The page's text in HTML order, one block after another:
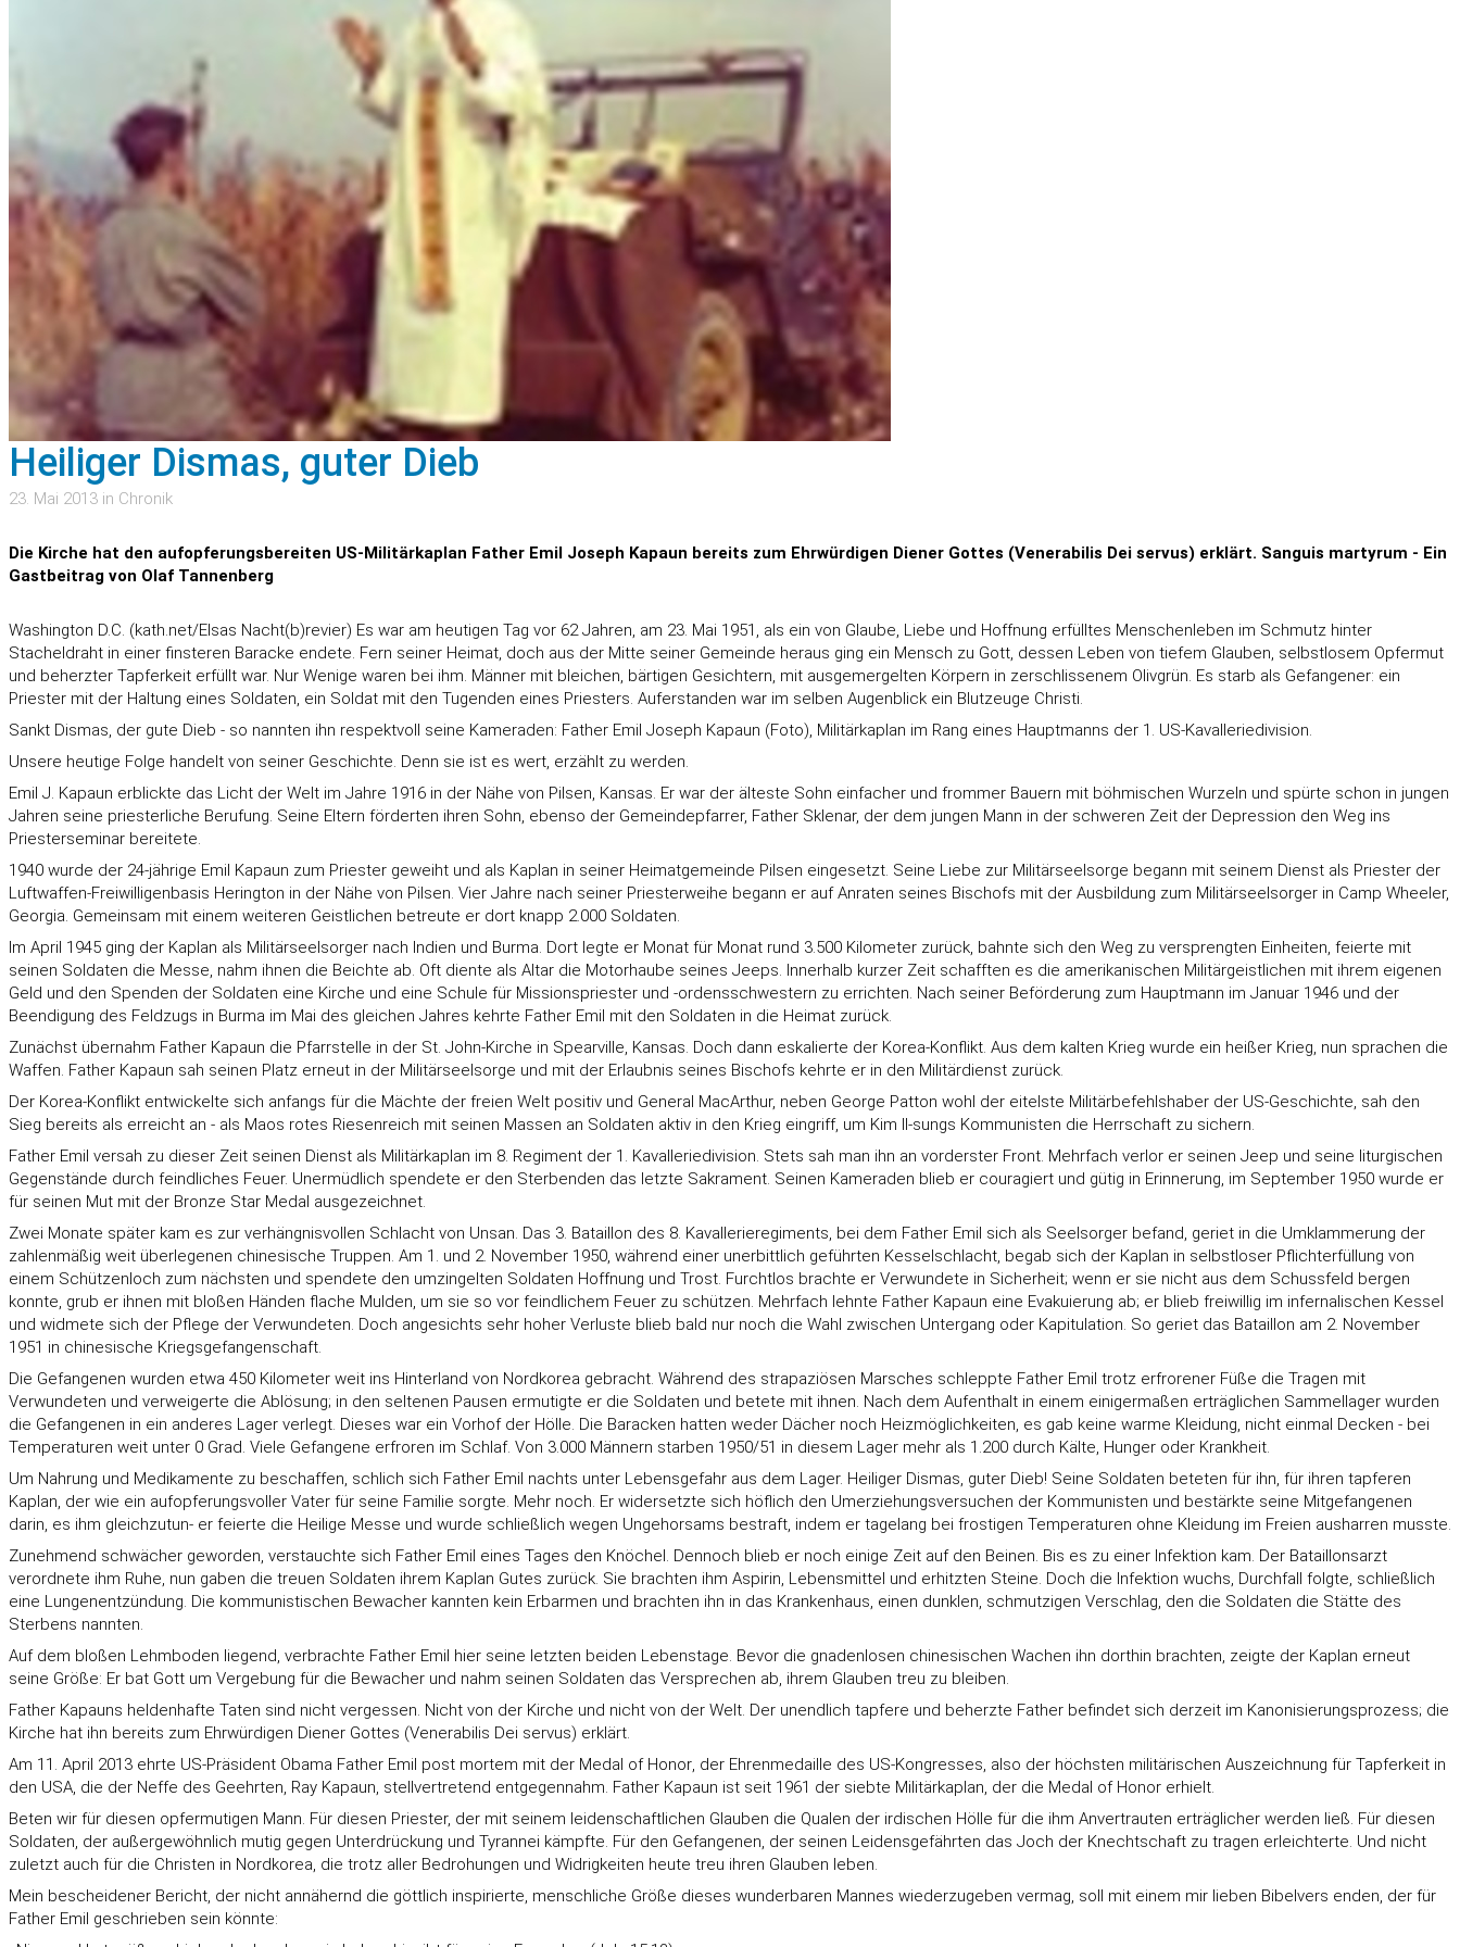
Heiliger Dismas, guter Dieb
23. Mai 2013 in Chronik
Die Kirche hat den aufopferungsbereiten US-Militärkaplan Father Emil Joseph Kapaun bereits zum Ehrwürdigen Diener Gottes (Venerabilis Dei servus) erklärt. Sanguis martyrum - Ein
Gastbeitrag von Olaf Tannenberg
Washington D.C. (kath.net/Elsas Nacht(b)revier) Es war am heutigen Tag vor 62 Jahren, am 23. Mai 1951, als ein von Glaube, Liebe und Hoffnung erfülltes Menschenleben im Schmutz hinter
Stacheldraht in einer finsteren Baracke endete. Fern seiner Heimat, doch aus der Mitte seiner Gemeinde heraus ging ein Mensch zu Gott, dessen Leben von tiefem Glauben, selbstlosem Opfermut
und beherzter Tapferkeit erfüllt war. Nur Wenige waren bei ihm. Männer mit bleichen, bärtigen Gesichtern, mit ausgemergelten Körpern in zerschlissenem Olivgrün. Es starb als Gefangener: ein
Priester mit der Haltung eines Soldaten, ein Soldat mit den Tugenden eines Priesters. Auferstanden war im selben Augenblick ein Blutzeuge Christi.
Sankt Dismas, der gute Dieb - so nannten ihn respektvoll seine Kameraden: Father Emil Joseph Kapaun (Foto), Militärkaplan im Rang eines Hauptmanns der 1. US-Kavalleriedivision.
Unsere heutige Folge handelt von seiner Geschichte. Denn sie ist es wert, erzählt zu werden.
Emil J. Kapaun erblickte das Licht der Welt im Jahre 1916 in der Nähe von Pilsen, Kansas. Er war der älteste Sohn einfacher und frommer Bauern mit böhmischen Wurzeln und spürte schon in jungen
Jahren seine priesterliche Berufung. Seine Eltern förderten ihren Sohn, ebenso der Gemeindepfarrer, Father Sklenar, der dem jungen Mann in der schweren Zeit der Depression den Weg ins
Priesterseminar bereitete.
1940 wurde der 24-jährige Emil Kapaun zum Priester geweiht und als Kaplan in seiner Heimatgemeinde Pilsen eingesetzt. Seine Liebe zur Militärseelsorge begann mit seinem Dienst als Priester der
Luftwaffen-Freiwilligenbasis Herington in der Nähe von Pilsen. Vier Jahre nach seiner Priesterweihe begann er auf Anraten seines Bischofs mit der Ausbildung zum Militärseelsorger in Camp Wheeler,
Georgia. Gemeinsam mit einem weiteren Geistlichen betreute er dort knapp 2.000 Soldaten.
Im April 1945 ging der Kaplan als Militärseelsorger nach Indien und Burma. Dort legte er Monat für Monat rund 3.500 Kilometer zurück, bahnte sich den Weg zu versprengten Einheiten, feierte mit
seinen Soldaten die Messe, nahm ihnen die Beichte ab. Oft diente als Altar die Motorhaube seines Jeeps. Innerhalb kurzer Zeit schafften es die amerikanischen Militärgeistlichen mit ihrem eigenen
Geld und den Spenden der Soldaten eine Kirche und eine Schule für Missionspriester und -ordensschwestern zu errichten. Nach seiner Beförderung zum Hauptmann im Januar 1946 und der
Beendigung des Feldzugs in Burma im Mai des gleichen Jahres kehrte Father Emil mit den Soldaten in die Heimat zurück.
Zunächst übernahm Father Kapaun die Pfarrstelle in der St. John-Kirche in Spearville, Kansas. Doch dann eskalierte der Korea-Konflikt. Aus dem kalten Krieg wurde ein heißer Krieg, nun sprachen die
Waffen. Father Kapaun sah seinen Platz erneut in der Militärseelsorge und mit der Erlaubnis seines Bischofs kehrte er in den Militärdienst zurück.
Der Korea-Konflikt entwickelte sich anfangs für die Mächte der freien Welt positiv und General MacArthur, neben George Patton wohl der eitelste Militärbefehlshaber der US-Geschichte, sah den
Sieg bereits als erreicht an - als Maos rotes Riesenreich mit seinen Massen an Soldaten aktiv in den Krieg eingriff, um Kim Il-sungs Kommunisten die Herrschaft zu sichern.
Father Emil versah zu dieser Zeit seinen Dienst als Militärkaplan im 8. Regiment der 1. Kavalleriedivision. Stets sah man ihn an vorderster Front. Mehrfach verlor er seinen Jeep und seine liturgischen
Gegenstände durch feindliches Feuer. Unermüdlich spendete er den Sterbenden das letzte Sakrament. Seinen Kameraden blieb er couragiert und gütig in Erinnerung, im September 1950 wurde er
für seinen Mut mit der Bronze Star Medal ausgezeichnet.
Zwei Monate später kam es zur verhängnisvollen Schlacht von Unsan. Das 3. Bataillon des 8. Kavallerieregiments, bei dem Father Emil sich als Seelsorger befand, geriet in die Umklammerung der
zahlenmäßig weit überlegenen chinesische Truppen. Am 1. und 2. November 1950, während einer unerbittlich geführten Kesselschlacht, begab sich der Kaplan in selbstloser Pflichterfüllung von
einem Schützenloch zum nächsten und spendete den umzingelten Soldaten Hoffnung und Trost. Furchtlos brachte er Verwundete in Sicherheit; wenn er sie nicht aus dem Schussfeld bergen
konnte, grub er ihnen mit bloßen Händen flache Mulden, um sie so vor feindlichem Feuer zu schützen. Mehrfach lehnte Father Kapaun eine Evakuierung ab; er blieb freiwillig im infernalischen Kessel
und widmete sich der Pflege der Verwundeten. Doch angesichts sehr hoher Verluste blieb bald nur noch die Wahl zwischen Untergang oder Kapitulation. So geriet das Bataillon am 2. November
1951 in chinesische Kriegsgefangenschaft.
Die Gefangenen wurden etwa 450 Kilometer weit ins Hinterland von Nordkorea gebracht. Während des strapaziösen Marsches schleppte Father Emil trotz erfrorener Füße die Tragen mit
Verwundeten und verweigerte die Ablösung; in den seltenen Pausen ermutigte er die Soldaten und betete mit ihnen. Nach dem Aufenthalt in einem einigermaßen erträglichen Sammellager wurden
die Gefangenen in ein anderes Lager verlegt. Dieses war ein Vorhof der Hölle. Die Baracken hatten weder Dächer noch Heizmöglichkeiten, es gab keine warme Kleidung, nicht einmal Decken - bei
Temperaturen weit unter 0 Grad. Viele Gefangene erfroren im Schlaf. Von 3.000 Männern starben 1950/51 in diesem Lager mehr als 1.200 durch Kälte, Hunger oder Krankheit.
Um Nahrung und Medikamente zu beschaffen, schlich sich Father Emil nachts unter Lebensgefahr aus dem Lager. Heiliger Dismas, guter Dieb! Seine Soldaten beteten für ihn, für ihren tapferen
Kaplan, der wie ein aufopferungsvoller Vater für seine Familie sorgte. Mehr noch. Er widersetzte sich höflich den Umerziehungsversuchen der Kommunisten und bestärkte seine Mitgefangenen
darin, es ihm gleichzutun- er feierte die Heilige Messe und wurde schließlich wegen Ungehorsams bestraft, indem er tagelang bei frostigen Temperaturen ohne Kleidung im Freien ausharren musste.
Zunehmend schwächer geworden, verstauchte sich Father Emil eines Tages den Knöchel. Dennoch blieb er noch einige Zeit auf den Beinen. Bis es zu einer Infektion kam. Der Bataillonsarzt
verordnete ihm Ruhe, nun gaben die treuen Soldaten ihrem Kaplan Gutes zurück. Sie brachten ihm Aspirin, Lebensmittel und erhitzten Steine. Doch die Infektion wuchs, Durchfall folgte, schließlich
eine Lungenentzündung. Die kommunistischen Bewacher kannten kein Erbarmen und brachten ihn in das Krankenhaus, einen dunklen, schmutzigen Verschlag, den die Soldaten die Stätte des
Sterbens nannten.
Auf dem bloßen Lehmboden liegend, verbrachte Father Emil hier seine letzten beiden Lebenstage. Bevor die gnadenlosen chinesischen Wachen ihn dorthin brachten, zeigte der Kaplan erneut
seine Größe: Er bat Gott um Vergebung für die Bewacher und nahm seinen Soldaten das Versprechen ab, ihrem Glauben treu zu bleiben.
Father Kapauns heldenhafte Taten sind nicht vergessen. Nicht von der Kirche und nicht von der Welt. Der unendlich tapfere und beherzte Father befindet sich derzeit im Kanonisierungsprozess; die
Kirche hat ihn bereits zum Ehrwürdigen Diener Gottes (Venerabilis Dei servus) erklärt.
Am 11. April 2013 ehrte US-Präsident Obama Father Emil post mortem mit der Medal of Honor, der Ehrenmedaille des US-Kongresses, also der höchsten militärischen Auszeichnung für Tapferkeit in
den USA, die der Neffe des Geehrten, Ray Kapaun, stellvertretend entgegennahm. Father Kapaun ist seit 1961 der siebte Militärkaplan, der die Medal of Honor erhielt.
Beten wir für diesen opfermutigen Mann. Für diesen Priester, der mit seinem leidenschaftlichen Glauben die Qualen der irdischen Hölle für die ihm Anvertrauten erträglicher werden ließ. Für diesen
Soldaten, der außergewöhnlich mutig gegen Unterdrückung und Tyrannei kämpfte. Für den Gefangenen, der seinen Leidensgefährten das Joch der Knechtschaft zu tragen erleichterte. Und nicht
zuletzt auch für die Christen in Nordkorea, die trotz aller Bedrohungen und Widrigkeiten heute treu ihren Glauben leben.
Mein bescheidener Bericht, der nicht annähernd die göttlich inspirierte, menschliche Größe dieses wunderbaren Mannes wiederzugeben vermag, soll mit einem mir lieben Bibelvers enden, der für
Father Emil geschrieben sein könnte: